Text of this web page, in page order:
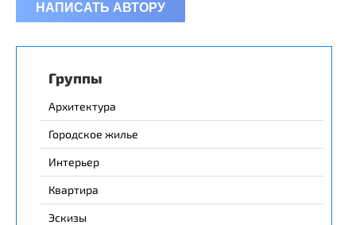
НАПИСАТЬ АВТОРУ
Группы
Архитектура
Городское жилье
Интерьер
Квартира
Эскизы